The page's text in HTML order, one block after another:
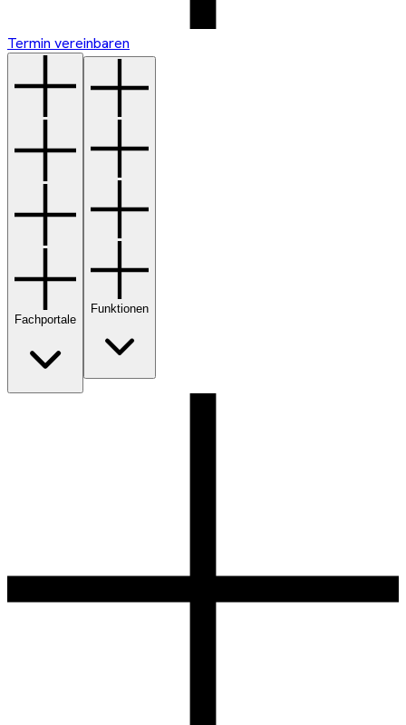
Termin vereinbaren
Fachportale
Funktionen